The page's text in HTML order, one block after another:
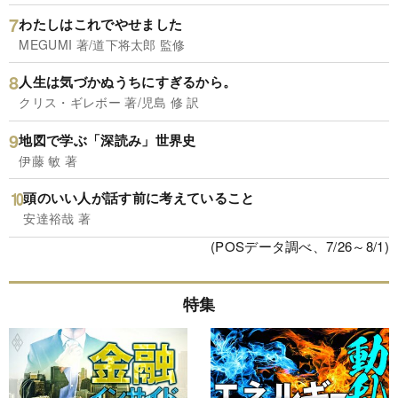
わたしはこれでやせました
MEGUMI 著/道下将太郎 監修
人生は気づかぬうちにすぎるから。
クリス・ギレボー 著/児島 修 訳
地図で学ぶ「深読み」世界史
伊藤 敏 著
頭のいい人が話す前に考えていること
安達裕哉 著
(POSデータ調べ、7/26～8/1)
特集